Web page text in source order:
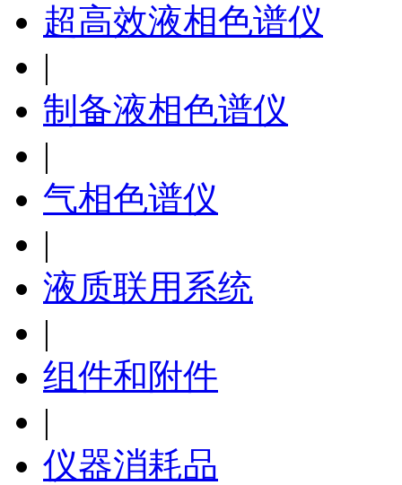
超高效液相色谱仪
|
制备液相色谱仪
|
气相色谱仪
|
液质联用系统
|
组件和附件
|
仪器消耗品